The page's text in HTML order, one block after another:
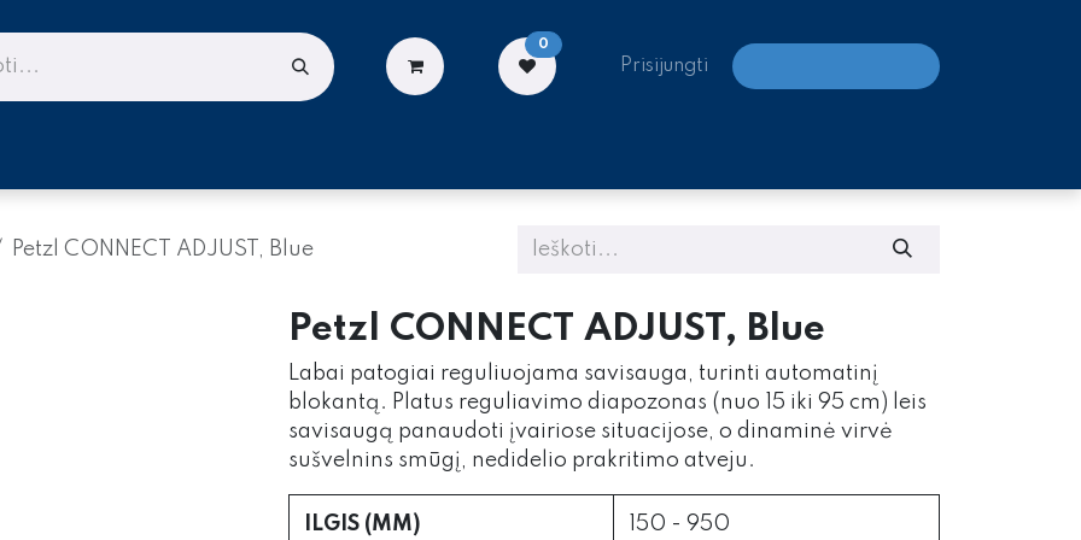
0
Prisijungti
Petzl CONNECT ADJUST, Blue
Petzl CONNECT ADJUST, Blue
Labai patogiai reguliuojama savisauga, turinti automatinį
blokantą. Platus reguliavimo diapozonas (nuo 15 iki 95 cm) leis
savisaugą panaudoti įvairiose situacijose, o dinaminė virvė
sušvelnins smūgį, nedidelio prakritimo atveju.
ILGIS (MM) 150 - 950